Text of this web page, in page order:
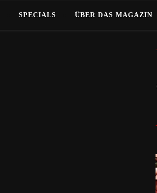
SPECIALS ÜBER DAS MAGAZIN